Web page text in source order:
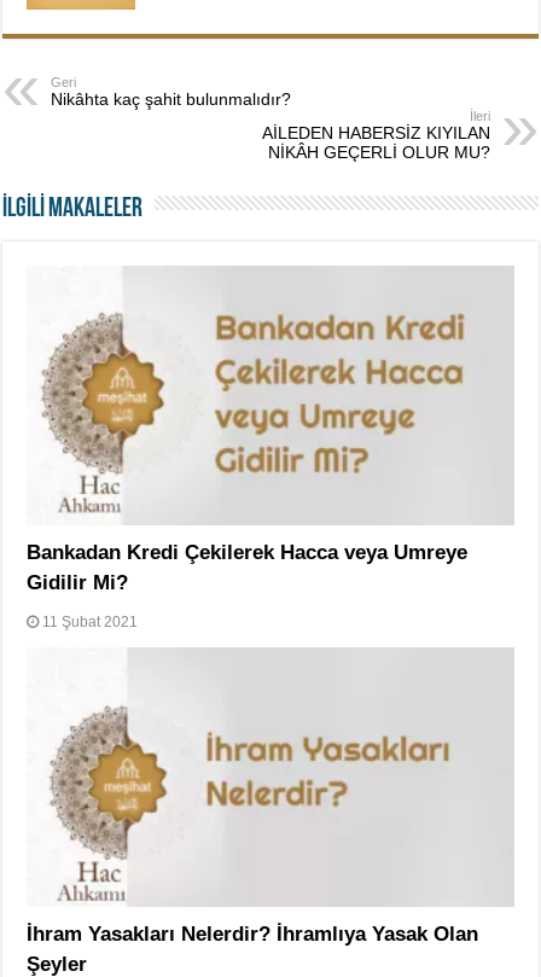
Geri
Nikâhta kaç şahit bulunmalıdır?
İleri
AİLEDEN HABERSİZ KIYILAN
NİKÂH GEÇERLİ OLUR MU?
İLGİLİ MAKALELER
Bankadan Kredi Çekilerek Hacca veya Umreye
Gidilir Mi?
11 Şubat 2021
İhram Yasakları Nelerdir? İhramlıya Yasak Olan
Şeyler